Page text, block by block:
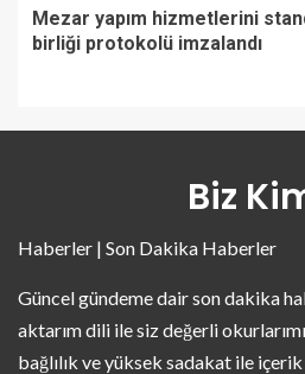
Mezar yapım hizmetlerini
birliği protokolü imzalandı
Biz
Haberler | Son Dakika Haberler
Güncel gündeme dair son dakika
aktarım dili ile siz değerli
bağlılık ve yüksek sadakat ile